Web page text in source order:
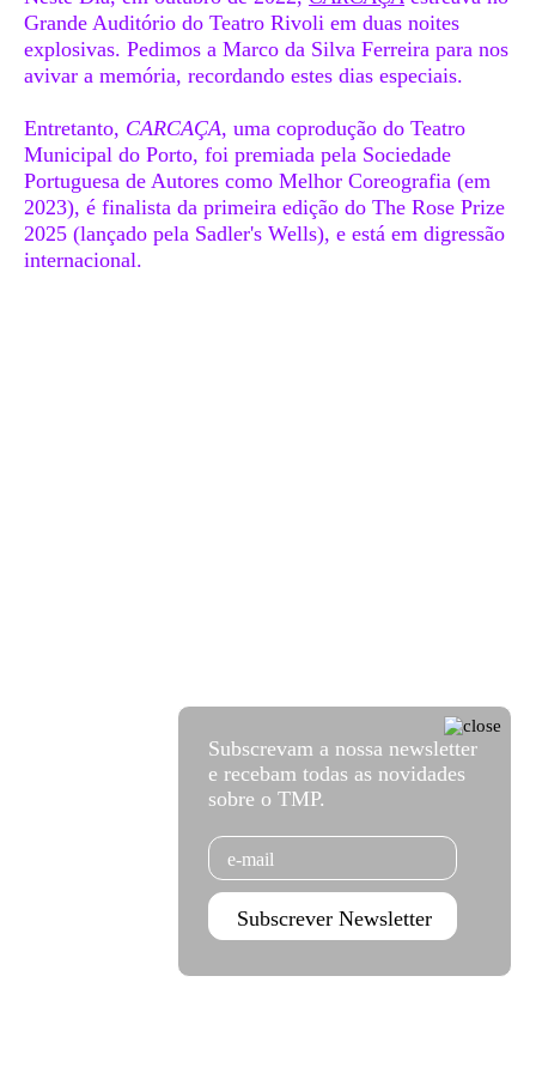
Grande Auditório do Teatro Rivoli em duas noites
explosivas. Pedimos a Marco da Silva Ferreira para nos
avivar a memória, recordando estes dias especiais.
Entretanto, CARCAÇA, uma coprodução do Teatro
Municipal do Porto, foi premiada pela Sociedade
Portuguesa de Autores como Melhor Coreografia (em
2023), é finalista da primeira edição do The Rose Prize
2025 (lançado pela Sadler's Wells), e está em digressão
internacional.
Subscrevam a nossa newsletter
e recebam todas as novidades
sobre o TMP.
Email
Subscrever Newsletter